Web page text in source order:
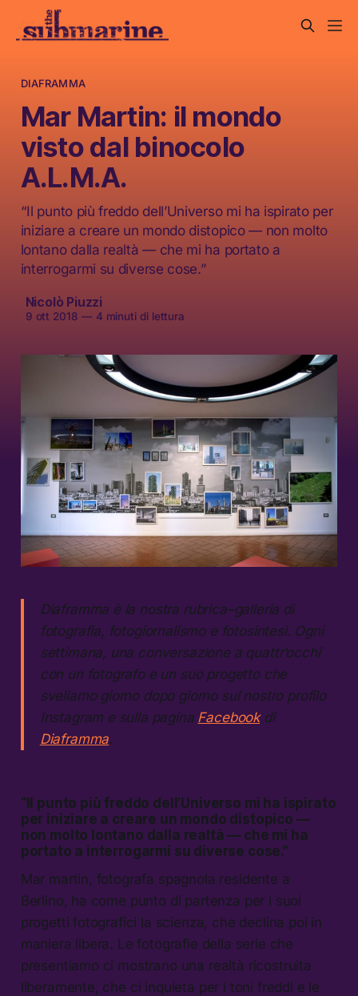
DIAFRAMMA
Mar Martin: il mondo
visto dal binocolo
A.L.M.A.
“Il punto più freddo dell’Universo mi ha ispirato per
iniziare a creare un mondo distopico — non molto
lontano dalla realtà — che mi ha portato a
interrogarmi su diverse cose.”
Nicolò Piuzzi
9 ott 2018 —4 minuti di lettura
Diaframma è la nostra rubrica–galleria di
fotografia, fotogiornalismo e fotosintesi. Ogni
settimana, una conversazione a quattr’occhi
con un fotografo e un suo progetto che
sveliamo giorno dopo giorno sul nostro profilo
Instagram e sulla pagina Facebookdi
Diaframma.
“Il punto più freddo dell’Universo mi ha ispirato
per iniziare a creare un mondo distopico —
non molto lontano dalla realtà — che mi ha
portato a interrogarmi su diverse cose.”
Mar martin, fotografa spagnola residente a
Berlino, ha come punto di partenza per i suoi
progetti fotografici la scienza, che declina poi in
maniera libera. Le fotografie della serie che
presentiamo ci mostrano una realtà ricostruita
liberamente, che ci inquieta per i toni freddi e le